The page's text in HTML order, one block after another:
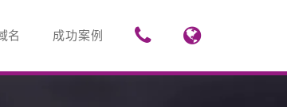
名 成功案例